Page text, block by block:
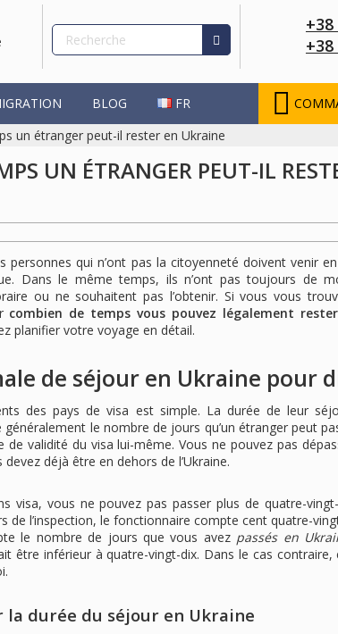
+38
+38
BLOG FR
un étranger peut-il rester en Ukraine
UN ÉTRANGER PEUT-IL
personnes qui n’ont pas la citoyenneté doivent venir
Dans le même temps, ils n’ont pas toujours de
ou ne souhaitent pas l’obtenir. Si vous vous
combien de temps vous pouvez légalement
planifier votre voyage en détail.
de séjour en Ukraine pour
des pays de visa est simple. La durée de leur
généralement le nombre de jours qu’un étranger peut
de validité du visa lui-même. Vous ne pouvez pas
déjà être en dehors de l’Ukraine.
visa, vous ne pouvez pas passer plus de quatre-
de l’inspection, le fonctionnaire compte cent quatre-
le nombre de jours que vous avez passés en
être inférieur à quatre-vingt-dix. Dans le cas contraire,
durée du séjour en Ukraine